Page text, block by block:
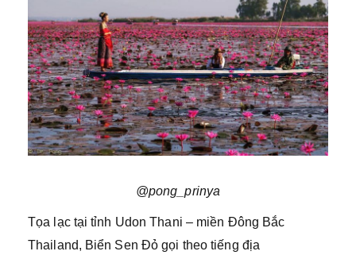
@pong_prinya
Tọa lạc tại tỉnh Udon Thani – miền Đông Bắc
Thailand, Biển Sen Đỏ gọi theo tiếng địa